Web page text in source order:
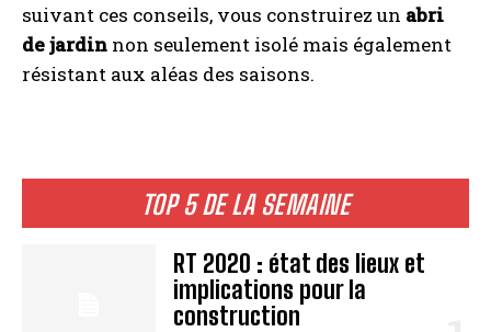
TOP 5 DE LA SEMAINE
RT 2020 : état des lieux et
implications pour la
construction
suivant ces conseils, vous construirez un abri
de jardin non seulement isolé mais également
résistant aux aléas des saisons.